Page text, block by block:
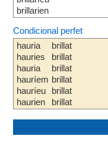
brillarien
Condicional perfet
hauria
hauries
hauria
hauríem
hauríeu
haurien
brillat
brillat
brillat
brillat
brillat
brillat